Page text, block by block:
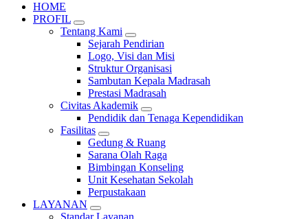
HOME
PROFIL
Tentang Kami
Sejarah Pendirian
Logo, Visi dan Misi
Struktur Organisasi
Sambutan Kepala Madrasah
Prestasi Madrasah
Civitas Akademik
Pendidik dan Tenaga Kependidikan
Fasilitas
Gedung & Ruang
Sarana Olah Raga
Bimbingan Konseling
Unit Kesehatan Sekolah
Perpustakaan
LAYANAN
Standar Layanan